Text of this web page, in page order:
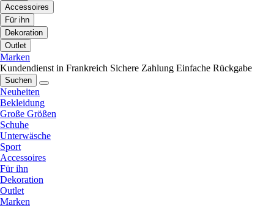
Accessoires
Für ihn
Dekoration
Outlet
Marken
Kundendienst in Frankreich Sichere Zahlung Einfache Rückgabe
Suchen
Neuheiten
Bekleidung
Große Größen
Schuhe
Unterwäsche
Sport
Accessoires
Für ihn
Dekoration
Outlet
Marken